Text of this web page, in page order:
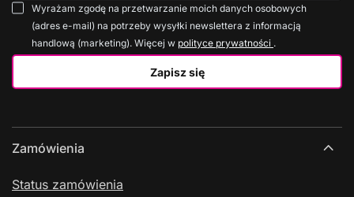
Zapisz się
Wyrażam zgodę na przetwarzanie moich danych osobowych
(adres e-mail) na potrzeby wysyłki newslettera z informacją
handlową (marketing). Więcej w polityce prywatności .
Zamówienia
Status zamówienia